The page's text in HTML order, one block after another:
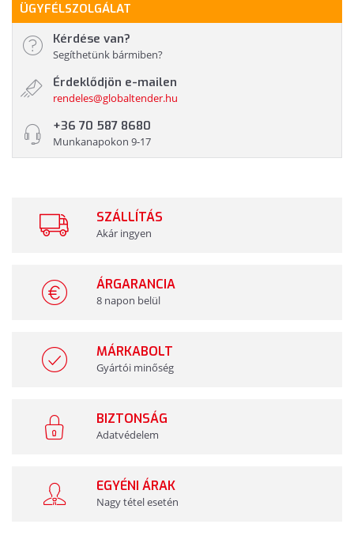
ÜGYFÉLSZOLGÁLAT
Kérdése van?
Segíthetünk bármiben?
Érdeklődjön e-mailen
rendeles@globaltender.hu
+36 70 587 8680
Munkanapokon 9-17
SZÁLLÍTÁS
Akár ingyen
ÁRGARANCIA
8 napon belül
MÁRKABOLT
Gyártói minőség
BIZTONSÁG
Adatvédelem
EGYÉNI ÁRAK
Nagy tétel esetén